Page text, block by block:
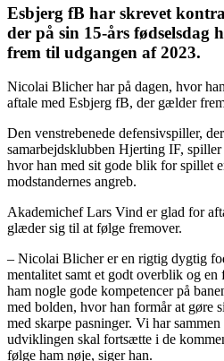
Esbjerg fB har skrevet
der på sin 15-års fødselsdag
frem til udgangen af 2023.
Nicolai Blicher har på dagen, hvor
aftale med Esbjerg fB, der gælder
Den venstrebenede defensivspiller,
samarbejdsklubben Hjerting IF,
hvor han med sit gode blik for spillet
modstandernes angreb.
Akademichef Lars Vind er glad for
glæder sig til at følge fremover.
– Nicolai Blicher er en rigtig dygtig
mentalitet samt et godt overblik og
ham nogle gode kompetencer på
med bolden, hvor han formår at gøre
med skarpe pasninger. Vi har
udviklingen skal fortsætte i de
følge ham nøje, siger han.